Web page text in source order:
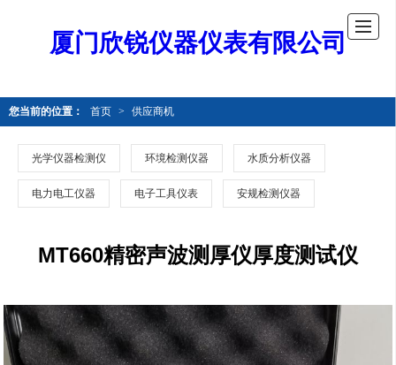
厦门欣锐仪器仪表有限公司
您当前的位置： 首页 > 供应商机
光学仪器检测仪 环境检测仪器 水质分析仪器
电力电工仪器 电子工具仪表 安规检测仪器
MT660精密声波测厚仪厚度测试仪